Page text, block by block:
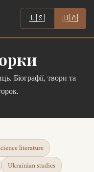
🇺🇸 🇺🇦
Біографії, твори та
literature
Ukrainian studies